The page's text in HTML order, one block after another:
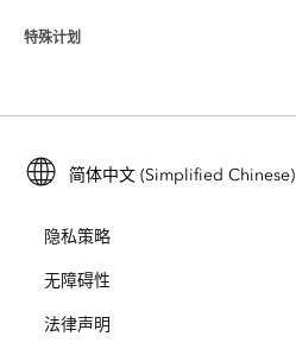
Esri Store
Esri 年轻专家关系网
位置智能
培训
ArcUser
ArcNews
ArcWatch
关于 Esri
招贤纳士
开放视野
特殊计划
ArcGIS for Student Use
保护
简体中文 (Simplified Chinese)
隐私策略
无障碍性
法律声明